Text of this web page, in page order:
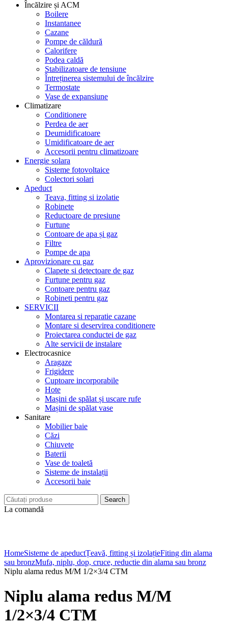
Încălzire și ACM
Boilere
Instantanee
Cazane
Pompe de căldură
Calorifere
Podea caldă
Stabilizatoare de tensiune
Întreținerea sistemului de încălzire
Termostate
Vase de expansiune
Climatizare
Conditionere
Perdea de aer
Deumidificatoare
Umidificatoare de aer
Accesorii pentru climatizoare
Energie solara
Sisteme fotovoltaice
Colectori solari
Apeduct
Teava, fitting si izolatie
Robinete
Reductoare de presiune
Furtune
Contoare de apa și gaz
Filtre
Pompe de apa
Aprovizionare cu gaz
Clapete si detectoare de gaz
Furtune pentru gaz
Contoare pentru gaz
Robineti pentru gaz
SERVICII
Montarea si reparatie cazane
Montare si deservirea conditionere
Proiectarea conductei de gaz
Alte servicii de instalare
Electrocasnice
Aragaze
Frigidere
Cuptoare incorporabile
Hote
Mașini de spălat și uscare rufe
Mașini de spălat vase
Sanitare
Mobilier baie
Căzi
Chiuvete
Baterii
Vase de toaletă
Sisteme de instalații
Accesorii baie
Search
La comandă
HomeSisteme de apeductȚeavă, fitting și izolațieFiting din alama
sau bronzMufa, niplu, dop, cruce, reductie din alama sau bronz
Niplu alama redus M/M 1/2×3/4 CTM
Niplu alama redus M/M
1/2×3/4 CTM